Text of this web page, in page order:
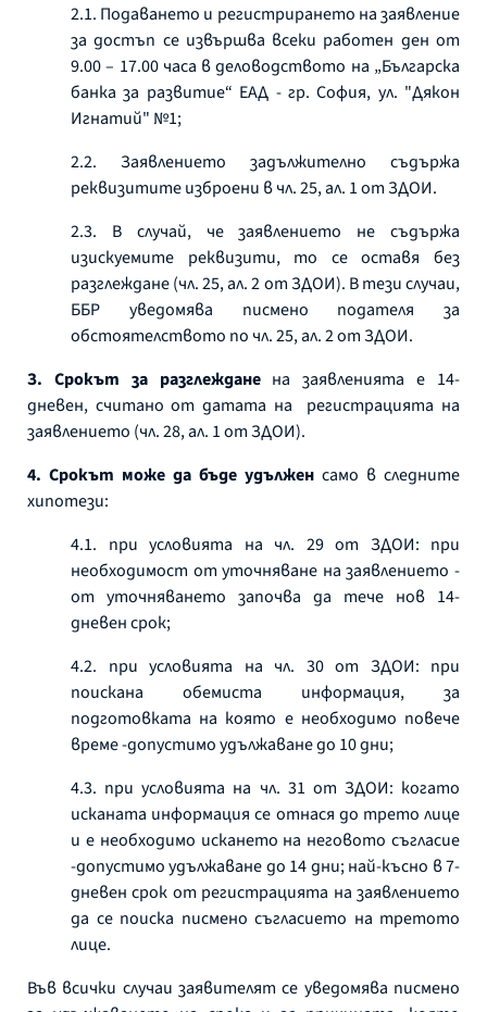
2.1. Подаването и регистрирането на заявление
за достъп се извършва всеки работен ден от
9.00 – 17.00 часа в деловодството на „Българска
банка за развитие“ ЕАД - гр. София, ул. "Дякон
Игнатий" №1;
2.2. Заявлението задължително съдържа
реквизитите изброени в чл. 25, ал. 1 от ЗДОИ.
2.3. В случай, че заявлението не съдържа
изискуемите реквизити, то се оставя без
разглеждане (чл. 25, ал. 2 от ЗДОИ). В тези случаи,
ББР уведомява писмено подателя за
обстоятелството по чл. 25, ал. 2 от ЗДОИ.
З. Срокът за разглеждане на заявленията е 14-
дневен, считано от датата на регистрацията на
заявлението (чл. 28, ал. 1 от ЗДОИ).
4. Срокът може да бъде удължен само в следните
хипотези:
4.1. при условията на чл. 29 от ЗДОИ: при
необходимост от уточняване на заявлението -
от уточняването започва да тече нов 14-
дневен срок;
4.2. при условията на чл. 30 от ЗДОИ: при
поискана обемиста информация, за
подготовката на която е необходимо повече
време -допустимо удължаване до 10 дни;
4.3. при условията на чл. 31 от ЗДОИ: когато
исканата информация се отнася до трето лице
и е необходимо искането на неговото съгласие
-допустимо удължаване до 14 дни; най-късно в 7-
дневен срок от регистрацията на заявлението
да се поиска писмено съгласието на третото
лице.
Във всички случаи заявителят се уведомява писмено